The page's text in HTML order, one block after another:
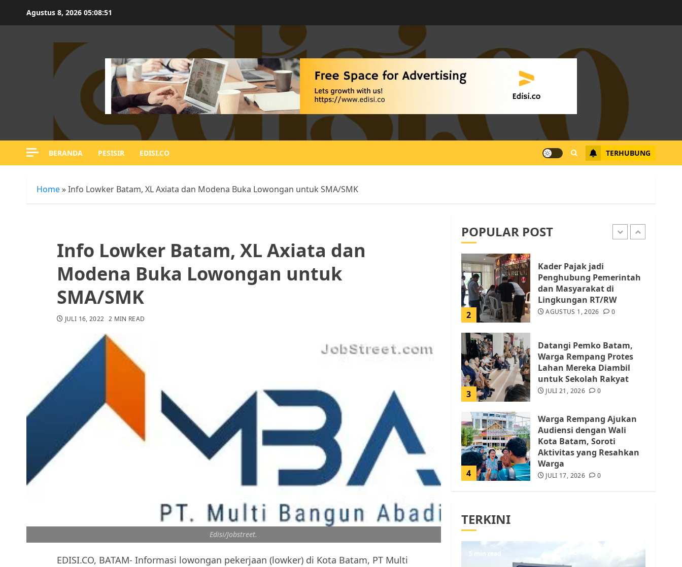
Agustus 8, 2026 05:08:52
BERANDA PESISIR EDISI.CO TERHUBUNG
Home »Info Lowker Batam, XL Axiata dan Modena Buka Lowongan untuk SMA/SMK
Info Lowker Batam, XL Axiata dan
Modena Buka Lowongan untuk
SMA/SMK
JULI 16, 2022 2 MIN READ
Edisi/Jobstreet.
EDISI.CO, BATAM- Informasi lowongan pekerjaan (lowker) di Kota Batam, PT Multi
POPULAR POST
Warga Rempang Ajukan
Kota Batam, Soroti
Aktivitas yang Resahkan
0
Batam Berhenti
Merampas Tanah Warga
Rempang
JULI 15, 2026
1 AGUSTUS 1, 2026
2
Kader Pajak jadi
Penghubung Pemerintah
dan Masyarakat di
Lingkungan RT/RW
AGUSTUS 1, 2026 0
3
Datangi Pemko Batam,
Warga Rempang Protes
Lahan Mereka Diambil
untuk Sekolah Rakyat
JULI 21, 2026 0
4
Warga Rempang Ajukan
Audiensi dengan Wali
Kota Batam, Soroti
Aktivitas yang Resahkan
Warga
JULI 17, 2026 0
5 JULI 15, 2026
TERKINI
5 min read